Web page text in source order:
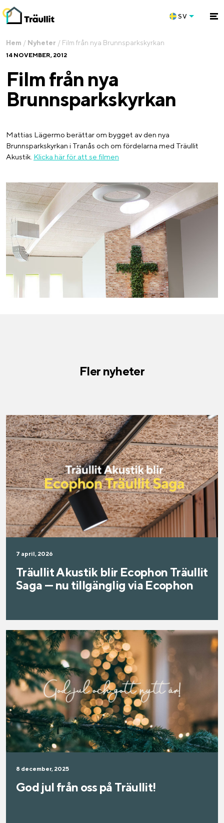
SV
Hem / Nyheter / Film från nya Brunnsparkskyrkan
14 NOVEMBER, 2012
Film från nya
Brunnsparkskyrkan
Mattias Lägermo berättar om bygget av den nya
Brunnsparkskyrkan i Tranås och om fördelarna med Träullit
Akustik. Klicka här för att se filmen
Fler nyheter
7 april, 2026
Träullit Akustik blir Ecophon Träullit
Saga — nu tillgänglig via Ecophon
8 december, 2025
God jul från oss på Träullit!